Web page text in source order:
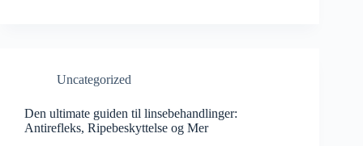
Uncategorized
Den ultimate guiden til linsebehandlinger:
Antirefleks, Ripebeskyttelse og Mer